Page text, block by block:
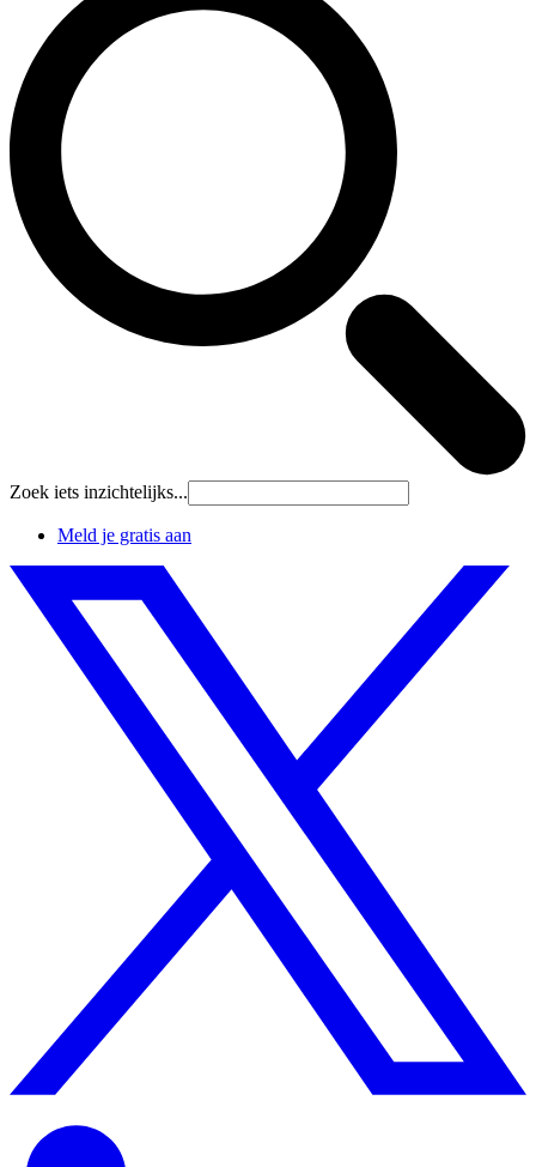
Zoek iets inzichtelijks...
Meld je gratis aan